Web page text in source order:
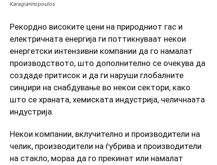
Karagiannopoulos
Рекордно високите цени на природниот гас и
електричната енергија ги поттикнуваат некои
енергетски интензивни компании да го намалат
производството, што дополнително се очекува да
создаде притисок и да ги наруши глобалните
синџири на снабдување во некои сектори, како
што се храната, хемиската индустрија, челичнаата
индустрија.
Некои компании, вклучително и производители на
челик, производители на ѓубрива и производители
на стакло, мораа да го прекинат или намалат